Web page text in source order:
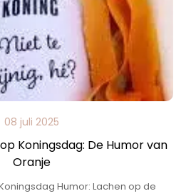
08 juli 2025
Koningsdag: De Humor van
Oranje
Humor: Lachen op de